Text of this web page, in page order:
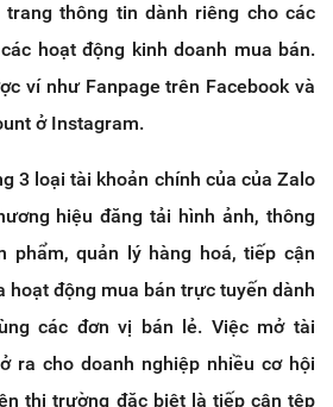
thông tin dành riêng cho các
hoạt động kinh doanh mua bán.
ví như Fanpage trên Facebook và
ở Instagram.
3 loại tài khoản chính của của Zalo
hiệu đăng tải hình ảnh, thông
phẩm, quản lý hàng hoá, tiếp cận
hoạt động mua bán trực tuyến dành
các đơn vị bán lẻ. Việc mở tài
ra cho doanh nghiệp nhiều cơ hội
thị trường đặc biệt là tiếp cận tệp